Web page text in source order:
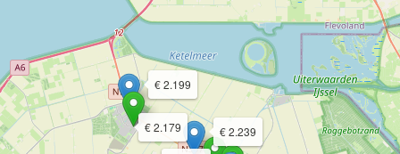
€ 2.179
€ 2.199
€ 2.239